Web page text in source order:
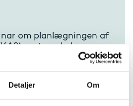
Detaljer Om
om planlægningen af
partnerskaber
for Erasmus+ inviterer til
Warszawa, hvor du sammen med
bliver klogere på
scale partnerskab (KA210),
i planlægningen af et godt